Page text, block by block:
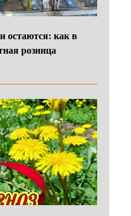
остаются: как в
розница